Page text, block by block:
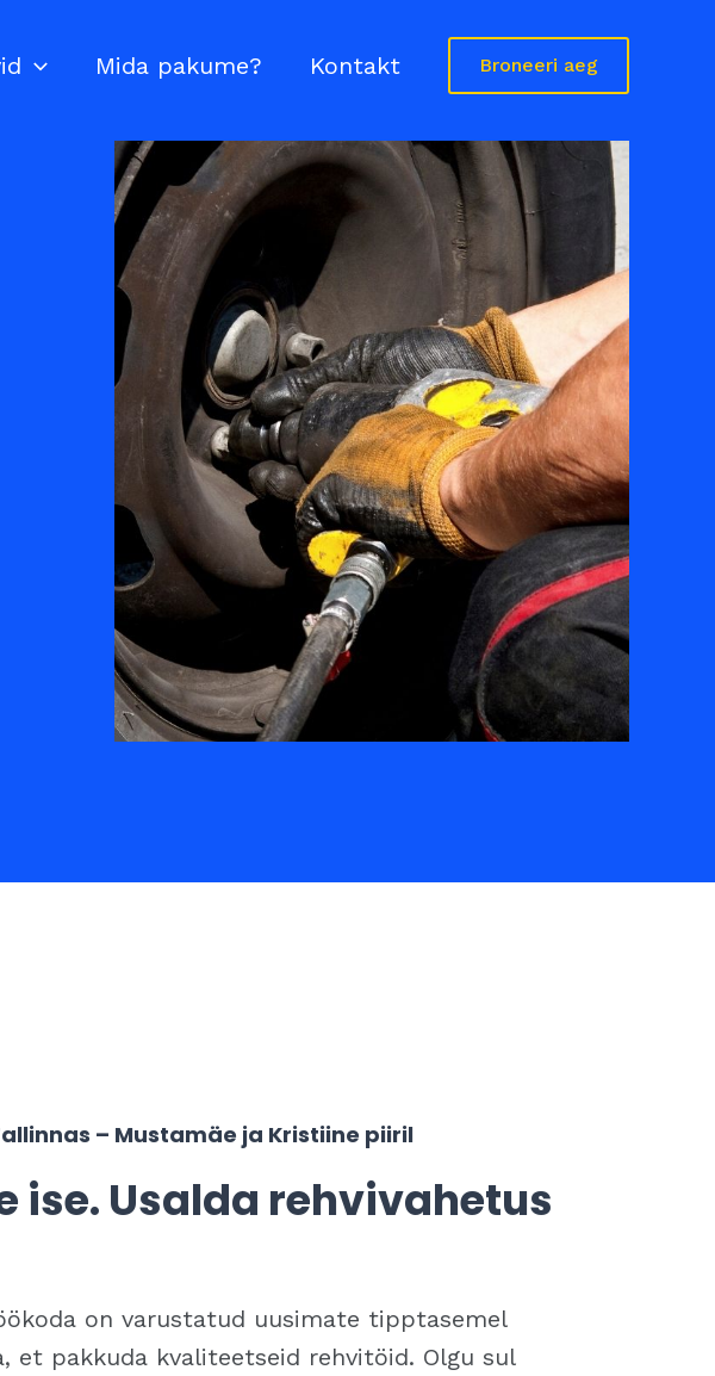
Mida pakume? Kontakt Broneeri aeg
– Mustamäe ja Kristiine piiril
ise. Usalda rehvivahetus
on varustatud uusimate tipptasemel
et pakkuda kvaliteetseid rehvitöid. Olgu sul